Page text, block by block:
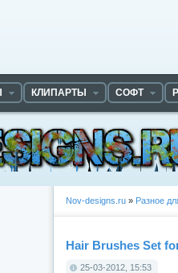
КЛИПАРТЫ СОФТ
Nov-designs.ru » Разное
Hair Brushes Set
25-03-2012, 15:53